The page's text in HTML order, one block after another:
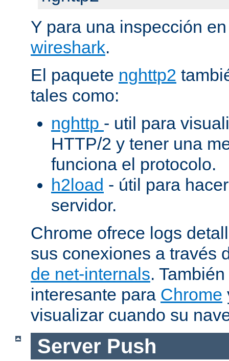
Y para una inspección
wireshark.
El paquete nghttp2
tales como:
nghttp - util para
HTTP/2 y tener una
funciona el protocolo.
h2load - útil para
servidor.
Chrome ofrece logs
sus conexiones a través
de net-internals.
interesante para Chrome
visualizar cuando su
Server Push